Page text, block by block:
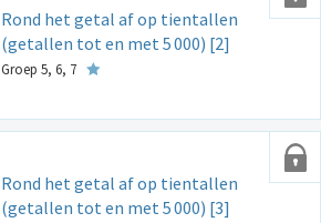
Rond het getal af op tientallen
(getallen tot en met 5000) [2]
Groep 5, 6, 7
Rond het getal af op tientallen
(getallen tot en met 5000) [3]